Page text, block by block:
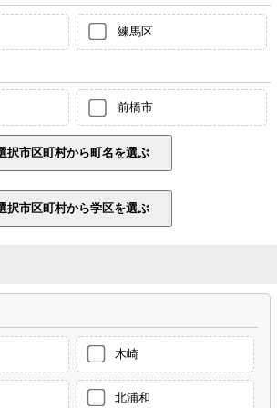
練馬区
前橋市
木崎
北浦和